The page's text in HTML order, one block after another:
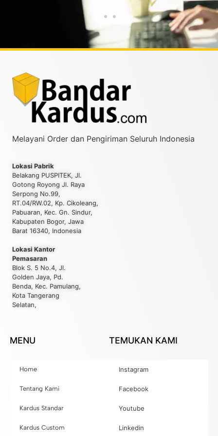
Melayani Order dan Pengiriman Seluruh Indonesia
Lokasi Pabrik
Belakang PUSPITEK, Jl.
Gotong Royong Jl. Raya
Serpong No.99,
RT.04/RW.02, Kp. Cikoleang,
Pabuaran, Kec. Gn. Sindur,
Kabupaten Bogor, Jawa
Barat 16340, Indonesia
Lokasi Kantor
Pemasaran
Blok S. 5 No.4, Jl.
Golden Jaya, Pd.
Benda, Kec. Pamulang,
Kota Tangerang
Selatan,
MENU
Home
Tentang Kami
Kardus Standar
Kardus Custom
TEMUKAN KAMI
Instagram
Facebook
Youtube
Linkedin